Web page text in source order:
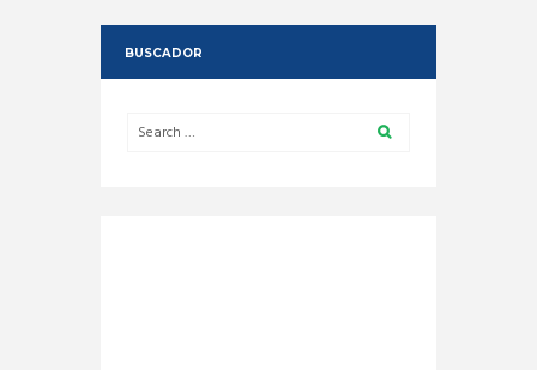
BUSCADOR